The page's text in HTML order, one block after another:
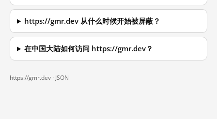
https://gmr.dev 从什么时候开始被屏蔽？
在中国大陆如何访问 https://gmr.dev？
https://gmr.dev · JSON